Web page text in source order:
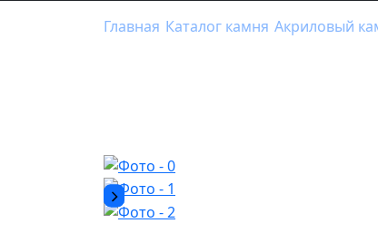
Главная Каталог камня Акриловый